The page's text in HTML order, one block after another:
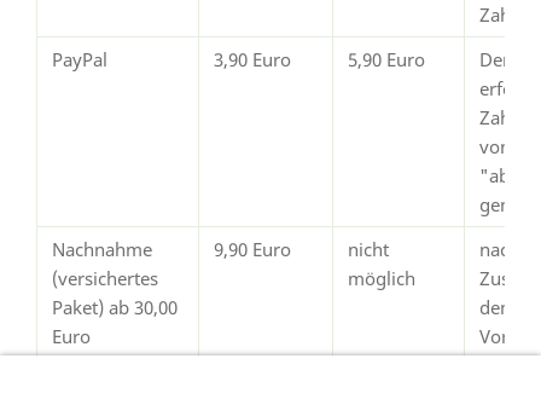
PayPal
3,90 Euro 5,90 Euro
Der
von
Nachnahme
(versichertes
Paket) ab 30,00
Euro
9,90 Euro
nicht
möglich
nach
dem